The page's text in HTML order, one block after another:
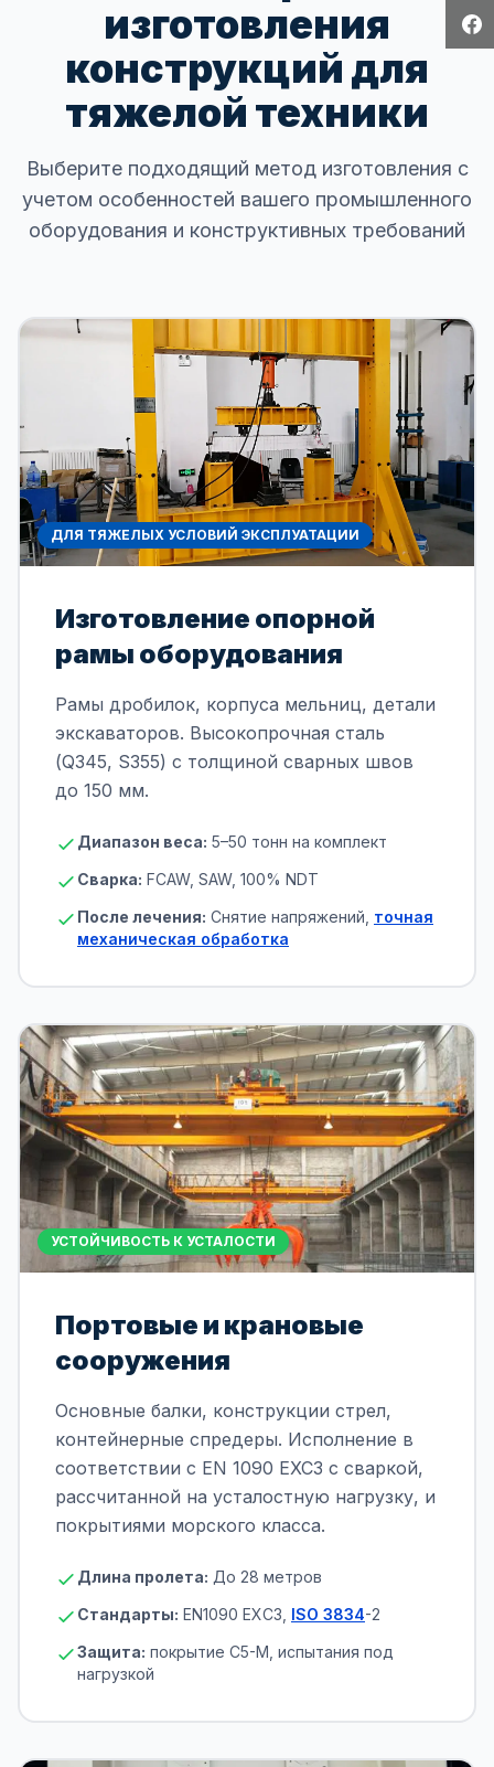
изготовления
конструкций для
тяжелой техники
Выберите подходящий метод изготовления с
учетом особенностей вашего промышленного
оборудования и конструктивных требований
ДЛЯ ТЯЖЕЛЫХ УСЛОВИЙ ЭКСПЛУАТАЦИИ
Изготовление опорной
рамы оборудования
Рамы дробилок, корпуса мельниц, детали
экскаваторов. Высокопрочная сталь
(Q345, S355) с толщиной сварных швов
до 150 мм.
Диапазон веса: 5–50 тонн на комплект
Сварка: FCAW, SAW, 100% NDT
После лечения: Снятие напряжений, точная
механическая обработка
УСТОЙЧИВОСТЬ К УСТАЛОСТИ
Портовые и крановые
сооружения
Основные балки, конструкции стрел,
контейнерные спредеры. Исполнение в
соответствии с EN 1090 EXC3 с сваркой,
рассчитанной на усталостную нагрузку, и
покрытиями морского класса.
Длина пролета: До 28 метров
Стандарты: EN1090 EXC3, ISO 3834-2
Защита: покрытие C5-M, испытания под
нагрузкой